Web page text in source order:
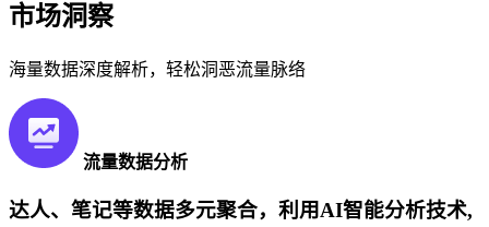
市场洞察
海量数据深度解析，轻松洞恶流量脉络
流量数据分析
达人、笔记等数据多元聚合，利用AI智能分析技术,